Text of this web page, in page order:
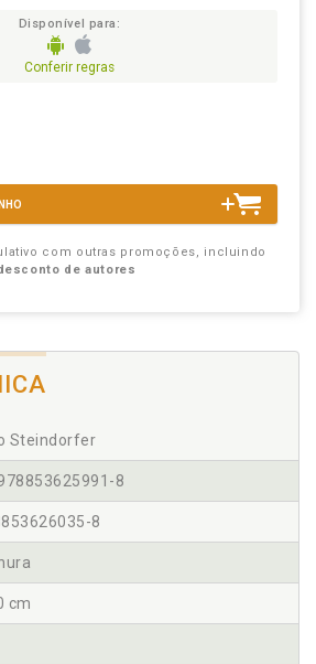
Disponível para:
Conferir regras
com outras promoções, incluindo
de autores
Steindorfer
8
8
cm